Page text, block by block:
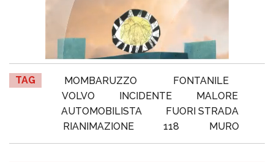
TAG MOMBARUZZO
FONTANILE
VOLVO
INCIDENTE
MALORE
AUTOMOBILISTA
FUORI STRADA
RIANIMAZIONE
118 MURO